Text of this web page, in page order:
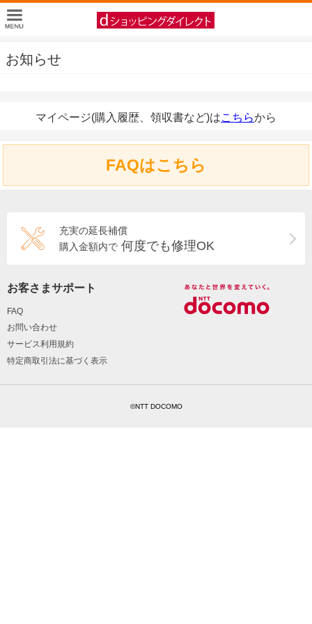
お知らせ
マイページ(購入履歴、領収書など)はこちらから
FAQはこちら
充実の延長補償
購入金額内で 何度でも修理OK
お客さまサポート
FAQ
お問い合わせ
サービス利用規約
特定商取引法に基づく表示
©NTT DOCOMO